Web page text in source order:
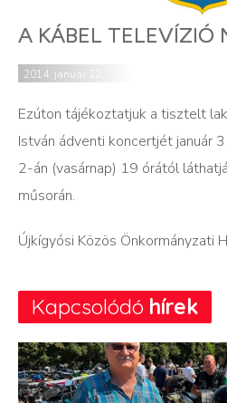
A KÁBEL TELEVÍZIÓ
2014. január 22.
Ezúton tájékoztatjuk a tisztelt
István ádventi koncertjét január
2-án (vasárnap) 19 órától
műsorán.
Újkígyósi Közös Önkormányzati
Kapcsolódó hírek